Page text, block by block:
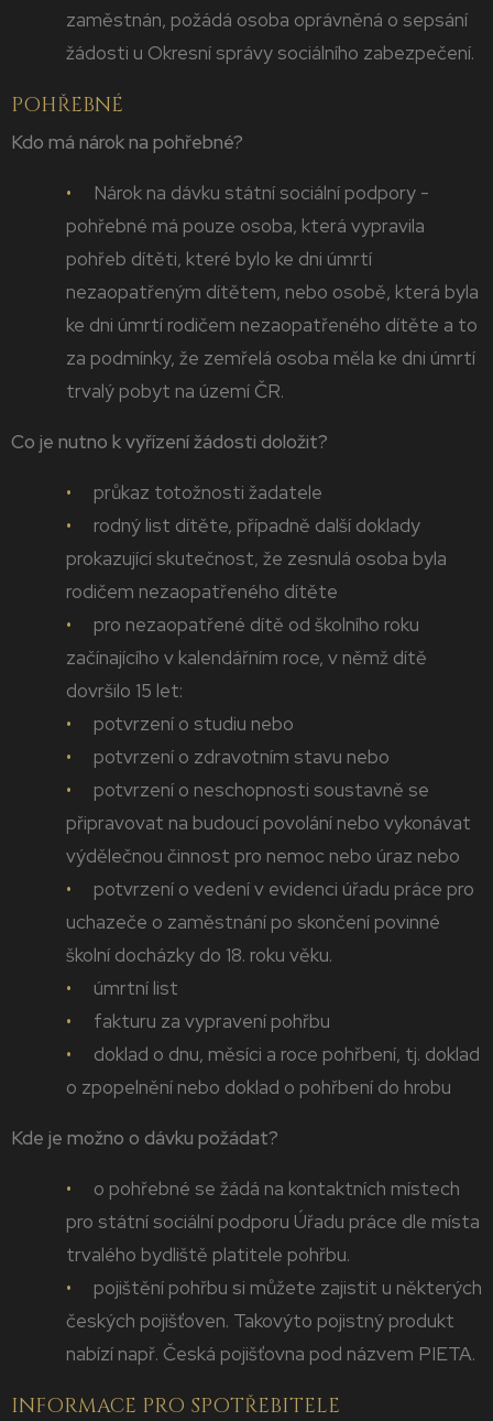
zaměstnán, požádá osoba oprávněná o sepsání
žádosti u Okresní správy sociálního zabezpečení.
POHŘEBNÉ
Kdo má nárok na pohřebné?
Nárok na dávku státní sociální podpory -
pohřebné má pouze osoba, která vypravila
pohřeb dítěti, které bylo ke dni úmrtí
nezaopatřeným dítětem, nebo osobě, která byla
ke dni úmrtí rodičem nezaopatřeného dítěte a to
za podmínky, že zemřelá osoba měla ke dni úmrtí
trvalý pobyt na území ČR.
Co je nutno k vyřízení žádosti doložit?
průkaz totožnosti žadatele
rodný list dítěte, případně další doklady
prokazující skutečnost, že zesnulá osoba byla
rodičem nezaopatřeného dítěte
pro nezaopatřené dítě od školního roku
začínajícího v kalendářním roce, v němž dítě
dovršilo 15 let:
potvrzení o studiu nebo
potvrzení o zdravotním stavu nebo
potvrzení o neschopnosti soustavně se
připravovat na budoucí povolání nebo vykonávat
výdělečnou činnost pro nemoc nebo úraz nebo
potvrzení o vedení v evidenci úřadu práce pro
uchazeče o zaměstnání po skončení povinné
školní docházky do 18. roku věku.
úmrtní list
fakturu za vypravení pohřbu
doklad o dnu, měsíci a roce pohřbení, tj. doklad
o zpopelnění nebo doklad o pohřbení do hrobu
Kde je možno o dávku požádat?
o pohřebné se žádá na kontaktních místech
pro státní sociální podporu Úřadu práce dle místa
trvalého bydliště platitele pohřbu.
pojištění pohřbu si můžete zajistit u některých
českých pojišťoven. Takovýto pojistný produkt
nabízí např. Česká pojišťovna pod názvem PIETA.
INFORMACE PRO SPOTŘEBITELE